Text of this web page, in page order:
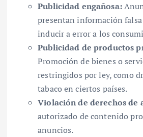
Publicidad engañosa:
presentan información
inducir a error a los
Publicidad de productos
Promoción de bienes o
restringidos por ley, como
tabaco en ciertos países.
Violación de derechos de
autorizado de contenido
anuncios.